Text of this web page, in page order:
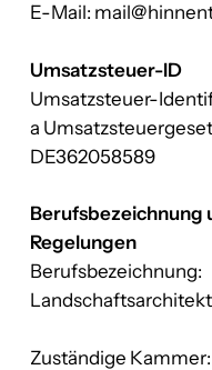
E-Mail:
Umsatzsteuer-ID
Umsatzsteuer-
a
DE362058589
Berufsbezeichnung
Regelungen
Berufsbezeichnung:
Landschaftsarchitekt
Zuständige Kammer: